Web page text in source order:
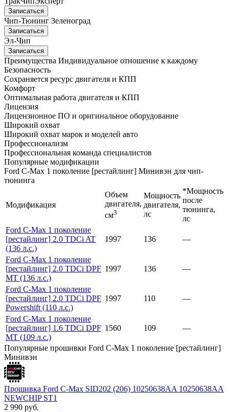
Записаться
Чип-Тюнинг Зеленоград
Записаться
Эл-Чип
Записаться
Преимущества Индивидуальное отношение к каждому
Безопасность
Сохраняется ресурс двигателя и КПП
Комфорт
Оптимальная работа двигателя и КПП
Лицензия
Лицензионное ПО и оригинальное оборудование
Широкий охват
Широкий охват марок и моделей авто
Профессионализм
Профессиональная команда специалистов
Популярные модификации
Ford C-Max 1 поколение [рестайлинг] Минивэн для чип-
тюнинга
Модификация
Объем
двигателя,
см3
Мощность
двигателя,
лс
*Мощность
после
тюнинга,
лс
Ford C-Max 1 поколение
[рестайлинг] 2.0 TDCi AT
(136 л.с.)
1997 136 —
Ford C-Max 1 поколение
[рестайлинг] 2.0 TDCi DPF
MT (136 л.с.)
1997 136 —
Ford C-Max 1 поколение
[рестайлинг] 2.0 TDCi DPF
Powershift (110 л.с.)
1997 110 —
Ford C-Max 1 поколение
[рестайлинг] 1.6 TDCi DPF
MT (109 л.с.)
1560 109 —
Популярные прошивки Ford C-Max 1 поколение [рестайлинг]
Минивэн
Прошивка Ford C-Max SID202 (206) 10250638AA 10250638AA
NEWCHIP ST1
2 990 руб.